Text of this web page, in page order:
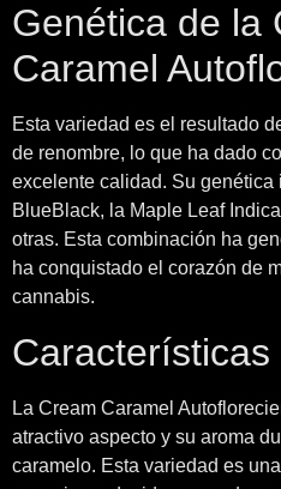
Genética de la
Caramel
Esta variedad es el resultado
de renombre, lo que ha dado
excelente calidad. Su genética
BlueBlack, la Maple Leaf
otras. Esta combinación ha
ha conquistado el corazón de
cannabis.
La Cream Caramel
atractivo aspecto y su aroma
caramelo. Esta variedad es